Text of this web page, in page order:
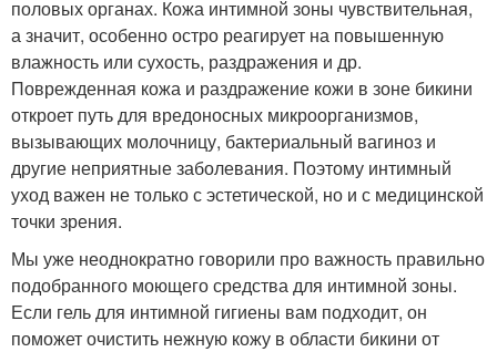
половых органах. Кожа интимной зоны чувствительная,
а значит, особенно остро реагирует на повышенную
влажность или сухость, раздражения и др.
Поврежденная кожа и раздражение кожи в зоне бикини
откроет путь для вредоносных микроорганизмов,
вызывающих молочницу, бактериальный вагиноз и
другие неприятные заболевания. Поэтому интимный
уход важен не только с эстетической, но и с медицинской
точки зрения.
Мы уже неоднократно говорили про важность правильно
подобранного моющего средства для интимной зоны.
Если гель для интимной гигиены вам подходит, он
поможет очистить нежную кожу в области бикини от